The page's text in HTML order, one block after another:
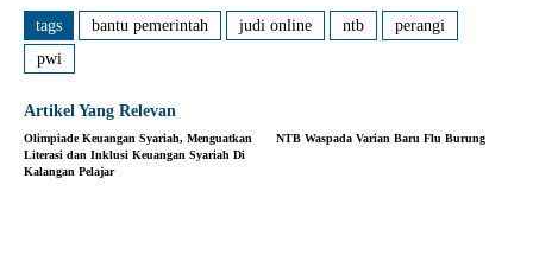
tags bantu pemerintah judi online ntb
perangi
pwi
Artikel Yang Relevan
Olimpiade Keuangan Syariah, Menguatkan
Literasi dan Inklusi Keuangan Syariah Di
Kalangan Pelajar
NTB Waspada Varian Baru Flu Burung